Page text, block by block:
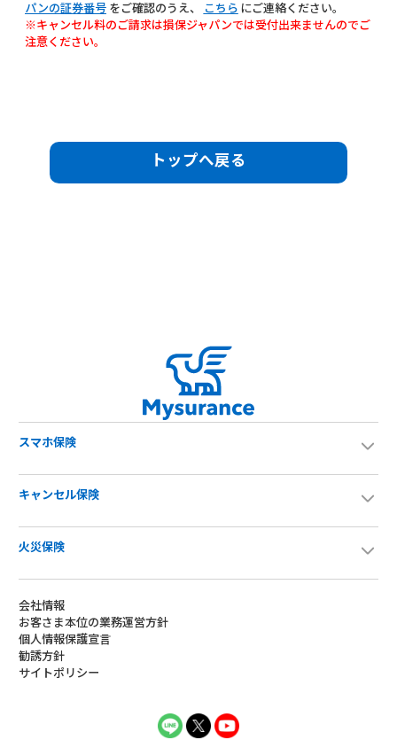
パンの証券番号 をご確認のうえ、 こちら にご連絡ください。
※キャンセル料のご請求は損保ジャパンでは受付出来ませんのでご
注意ください。
トップへ戻る
スマホ保険
キャンセル保険
火災保険
会社情報
お客さま本位の業務運営方針
個人情報保護宣言
勧誘方針
サイトポリシー